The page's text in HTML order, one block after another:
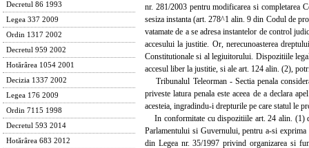
Decretul 86 1993
Legea 337 2009
Ordin 1317 2002
Decretul 959 2002
Hotărârea 1054 2001
Decizia 1337 2002
Legea 176 2009
Ordin 7115 1998
Decretul 593 2014
Hotărârea 683 2012
nr. 281/2003 pentru modificarea si completarea
sesiza instanta (art. 278^1 alin. 9 din Codul de
vatamate de a se adresa instantelor de control
accesului la justitie. Or, nerecunoasterea
Constitutionale si al legiuitorului. Dispozitiile
accesul liber la justitie, si ale art. 124 alin. (2),
Tribunalul Teleorman - Sectia penala
priveste latura penala este aceea de a declara
acesteia, ingradindu-i drepturile pe care statul le
In conformitate cu dispozitiile art. 24 alin. (1)
Parlamentului si Guvernului, pentru a-si
din Legea nr. 35/1997 privind organizarea si